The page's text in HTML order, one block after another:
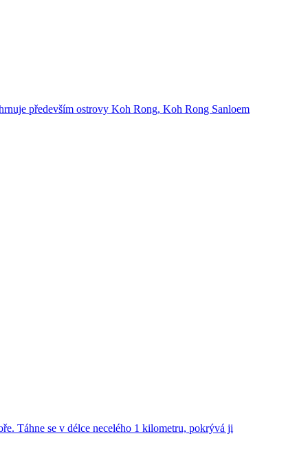
především ostrovy Koh Rong, Koh Rong Sanloem
Táhne se v délce necelého 1 kilometru, pokrývá ji